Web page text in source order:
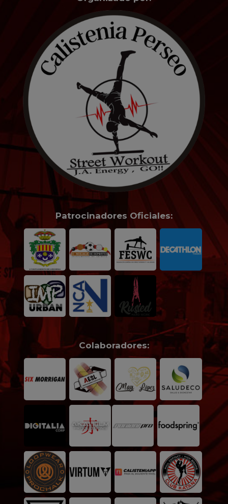
Patrocinadores Oficiales:
Colaboradores: